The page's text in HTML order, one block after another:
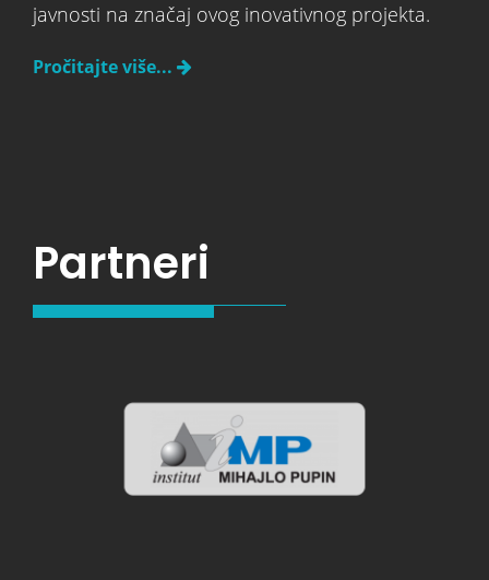
javnosti na značaj ovog inovativnog projekta.
Pročitajte više...
Partneri